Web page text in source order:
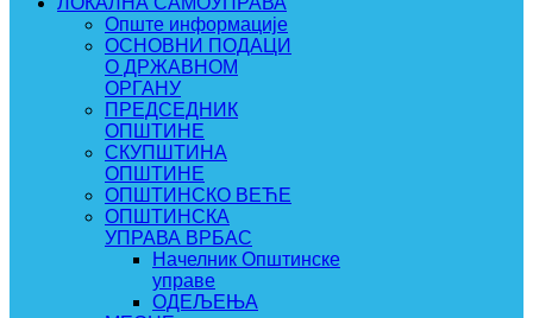
Опште информације
ОСНОВНИ ПОДАЦИ
О ДРЖАВНОМ
ОРГАНУ
ПРЕДСЕДНИК
ОПШТИНЕ
СКУПШТИНА
ОПШТИНЕ
ОПШТИНСКО ВЕЋЕ
ОПШТИНСКА
УПРАВА ВРБАС
Начелник Општинске
управе
ОДЕЉЕЊА